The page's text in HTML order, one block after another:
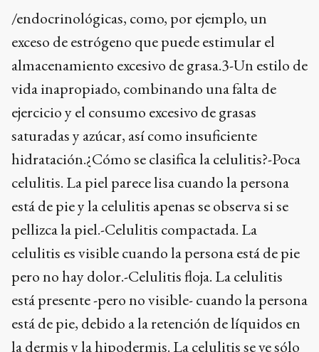
/endocrinológicas, como, por ejemplo, un
exceso de estrógeno que puede estimular el
almacenamiento excesivo de grasa.3-Un estilo de
vida inapropiado, combinando una falta de
ejercicio y el consumo excesivo de grasas
saturadas y azúcar, así como insuficiente
hidratación.¿Cómo se clasifica la celulitis?-Poca
celulitis. La piel parece lisa cuando la persona
está de pie y la celulitis apenas se observa si se
pellizca la piel.-Celulitis compactada. La
celulitis es visible cuando la persona está de pie
pero no hay dolor.-Celulitis floja. La celulitis
está presente -pero no visible- cuando la persona
está de pie, debido a la retención de líquidos en
la dermis y la hipodermis. La celulitis se ve sólo